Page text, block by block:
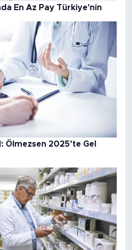
En Az Pay Türkiye'nin
Ölmezsen 2025’te Gel